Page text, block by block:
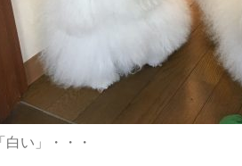
「白い」・・・